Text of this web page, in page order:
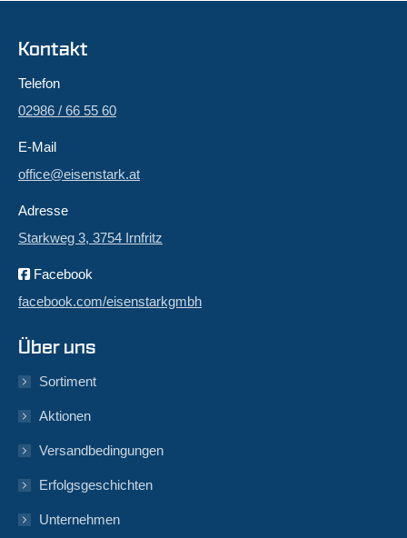
Kontakt
Telefon
02986 / 66 55 60
E-Mail
office@eisenstark.at
Adresse
Starkweg 3, 3754 Irnfritz
Facebook
facebook.com/eisenstarkgmbh
Über uns
Sortiment
Aktionen
Versandbedingungen
Erfolgsgeschichten
Unternehmen